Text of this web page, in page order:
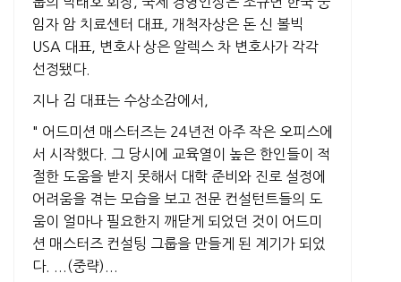
임자 암 치료센터 대표, 개척자상은 돈 신 볼빅
USA 대표, 변호사 상은 알렉스 차 변호사가 각각
선정됐다.
지나 김 대표는 수상소감에서,
" 어드미션 매스터즈는 24년전 아주 작은 오피스에
서 시작했다. 그 당시에 교육열이 높은 한인들이 적
절한 도움을 받지 못해서 대학 준비와 진로 설정에
어려움을 겪는 모습을 보고 전문 컨설턴트들의 도
움이 얼마나 필요한지 깨닫게 되었던 것이 어드미
션 매스터즈 컨설팅 그룹을 만들게 된 계기가 되었
다. ...(중략)...